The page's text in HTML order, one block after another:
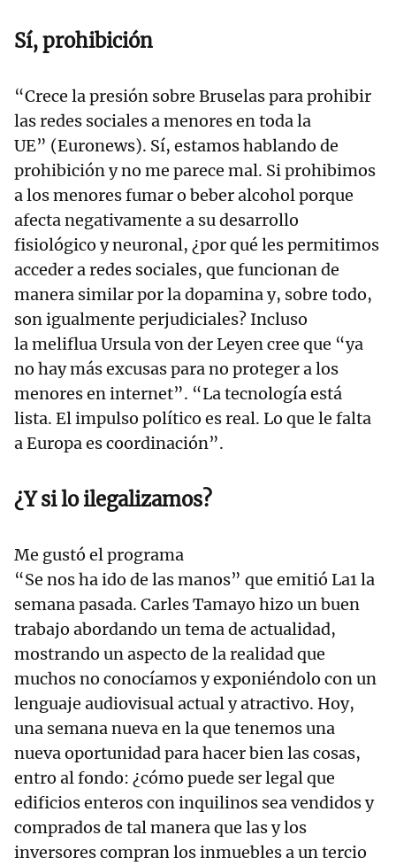
Sí, prohibición
“Crece la presión sobre Bruselas para prohibir
las redes sociales a menores en toda la
UE” (Euronews). Sí, estamos hablando de
prohibición y no me parece mal. Si prohibimos
a los menores fumar o beber alcohol porque
afecta negativamente a su desarrollo
fisiológico y neuronal, ¿por qué les permitimos
acceder a redes sociales, que funcionan de
manera similar por la dopamina y, sobre todo,
son igualmente perjudiciales? Incluso
la meliflua Ursula von der Leyen cree que “ya
no hay más excusas para no proteger a los
menores en internet”. “La tecnología está
lista. El impulso político es real. Lo que le falta
a Europa es coordinación”.
¿Y si lo ilegalizamos?
Me gustó el programa
“Se nos ha ido de las manos” que emitió La1 la
semana pasada. Carles Tamayo hizo un buen
trabajo abordando un tema de actualidad,
mostrando un aspecto de la realidad que
muchos no conocíamos y exponiéndolo con un
lenguaje audiovisual actual y atractivo. Hoy,
una semana nueva en la que tenemos una
nueva oportunidad para hacer bien las cosas,
entro al fondo: ¿cómo puede ser legal que
edificios enteros con inquilinos sea vendidos y
comprados de tal manera que las y los
inversores compran los inmuebles a un tercio